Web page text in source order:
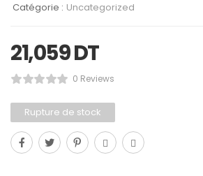
Catégorie : Uncategorized
21,059DT
0 Reviews
Rupture de stock